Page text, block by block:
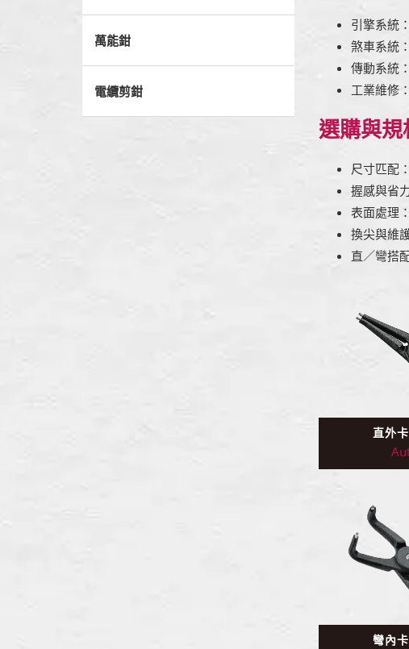
萬能鉗
電纜剪鉗
引擎系統
煞車系統
傳動系統
工業維修
選購與
尺寸匹配
握感與省
表面處理
換尖與維
直／彎搭
直外
彎內